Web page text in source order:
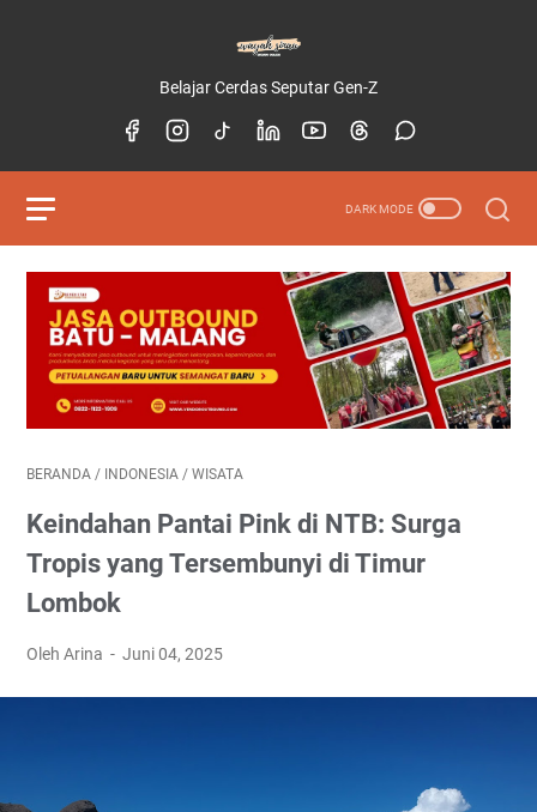
Belajar Cerdas Seputar Gen-Z
BERANDA / INDONESIA / WISATA
Keindahan Pantai Pink di NTB: Surga
Tropis yang Tersembunyi di Timur
Lombok
Oleh Arina Juni 04, 2025